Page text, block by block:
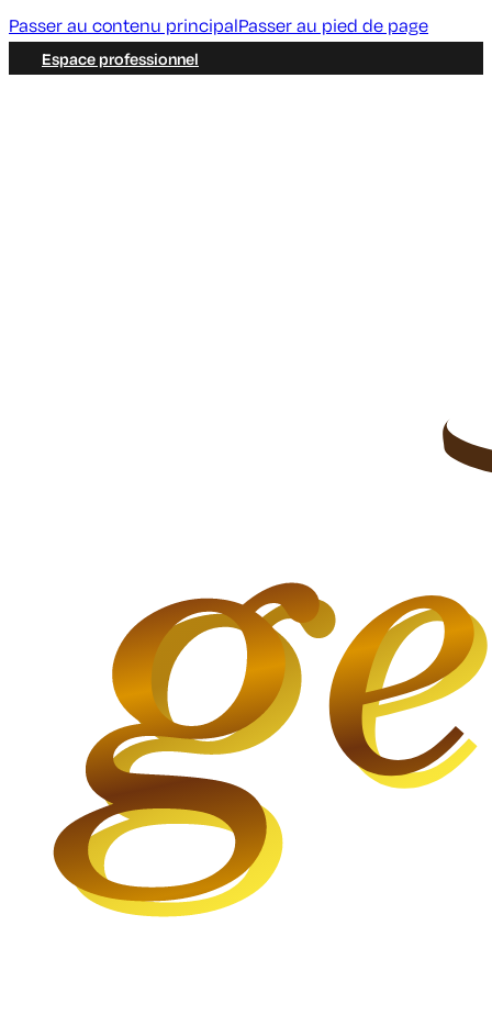
Passer au contenu principalPasser au pied de page
Espace professionnel